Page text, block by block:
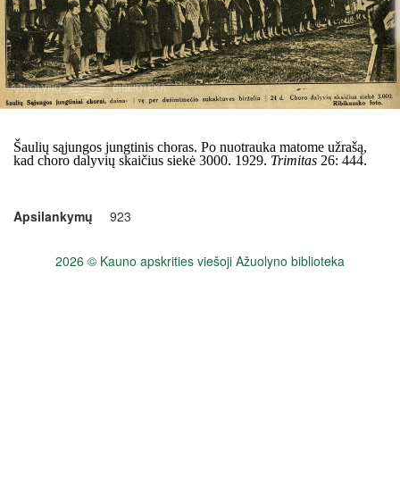
Šaulių sąjungos jungtinis choras. Po nuotrauka matome užrašą,
kad choro dalyvių skaičius siekė 3000. 1929. Trimitas 26: 444.
Apsilankymų 923
2026 © Kauno apskrities viešoji Ažuolyno biblioteka